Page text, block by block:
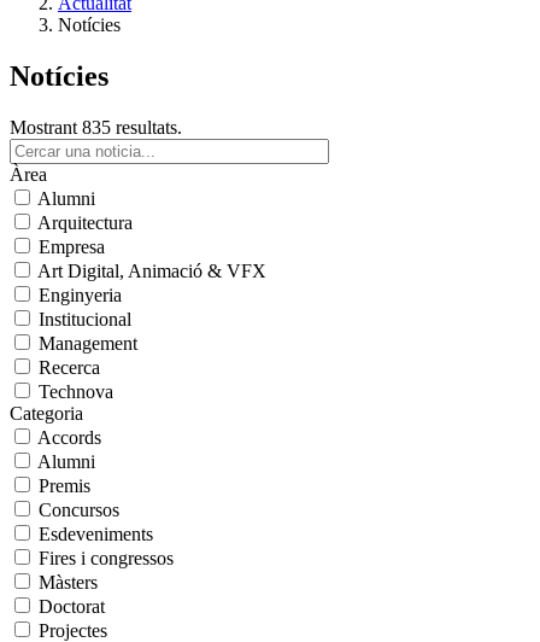
Notícies
Notícies
Mostrant 835 resultats.
Àrea
Alumni
Arquitectura
Empresa
Art Digital, Animació & VFX
Enginyeria
Institucional
Management
Recerca
Technova
Categoria
Accords
Alumni
Premis
Concursos
Esdeveniments
Fires i congressos
Màsters
Doctorat
Projectes